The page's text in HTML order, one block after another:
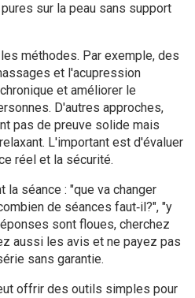
sur la peau sans support
méthodes. Par exemple, des
et l'acupression
et améliorer le
D'autres approches,
pas de preuve solide mais
L'important est d'évaluer
réel et la sécurité.
séance : "que va changer
de séances faut‑il?", "y
sont floues, cherchez
aussi les avis et ne payez pas
sans garantie.
offrir des outils simples pour